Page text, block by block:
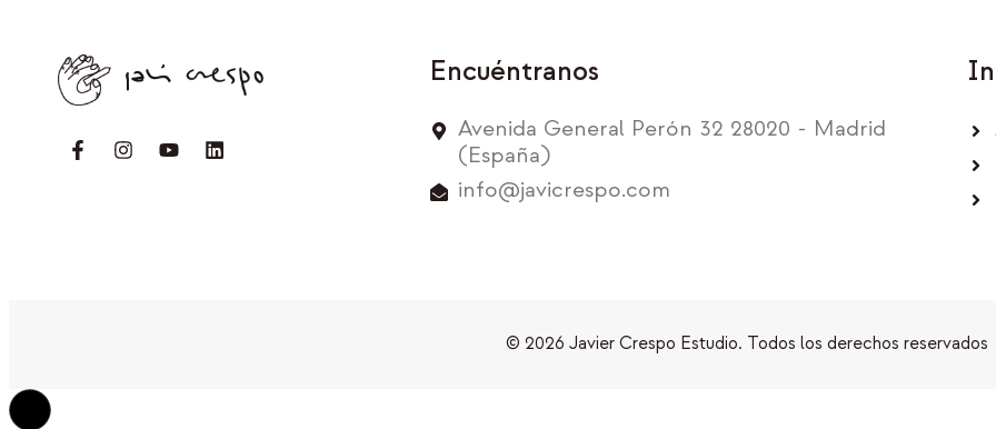
Encuéntranos
Avenida General Perón 32 28020 - Madrid
(España)
info@javicrespo.com
© 2026 Javier Crespo Estudio. Todos los derechos reservados